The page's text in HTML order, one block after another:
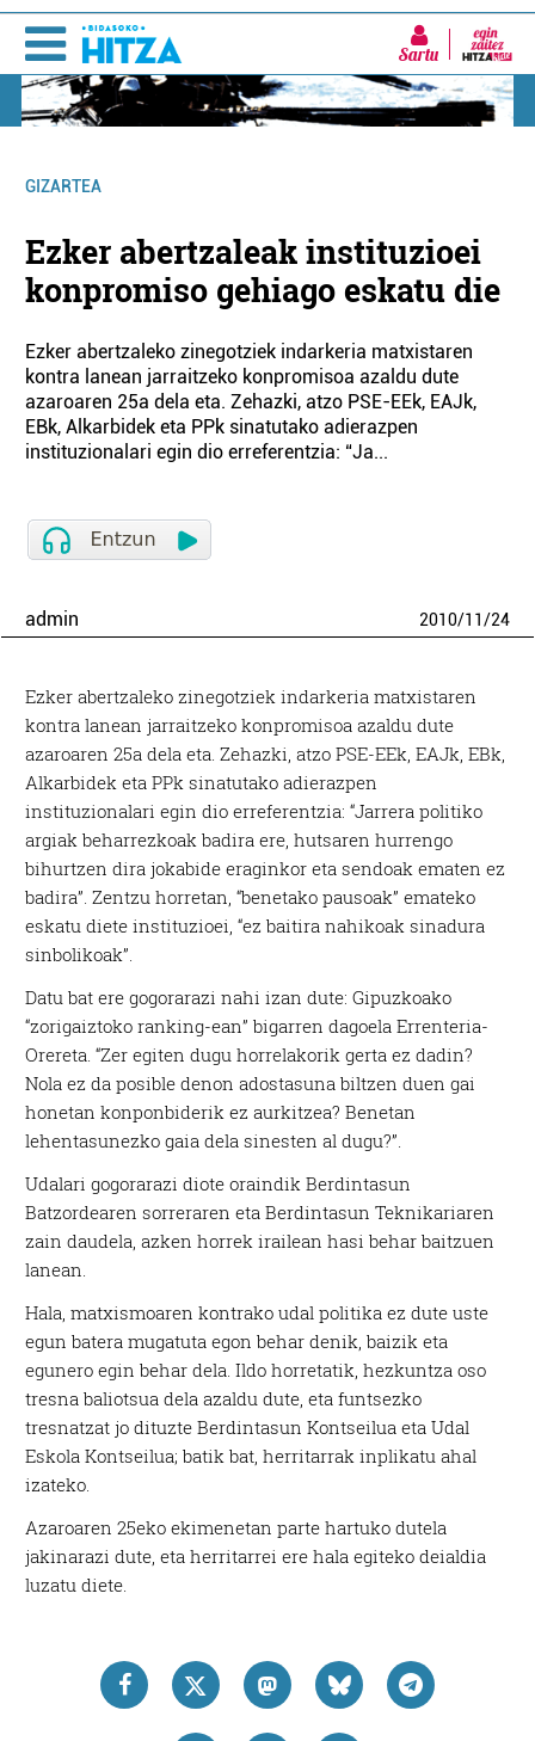
Sartu
GIZARTEA
Ezker abertzaleak instituzioei
konpromiso gehiago eskatu die
Ezker abertzaleko zinegotziek indarkeria matxistaren
kontra lanean jarraitzeko konpromisoa azaldu dute
azaroaren 25a dela eta. Zehazki, atzo PSE-EEk, EAJk,
EBk, Alkarbidek eta PPk sinatutako adierazpen
instituzionalari egin dio erreferentzia: “Ja...
admin 2010/11/24
Ezker abertzaleko zinegotziek indarkeria matxistaren
kontra lanean jarraitzeko konpromisoa azaldu dute
azaroaren 25a dela eta. Zehazki, atzo PSE-EEk, EAJk, EBk,
Alkarbidek eta PPk sinatutako adierazpen
instituzionalari egin dio erreferentzia: “Jarrera politiko
argiak beharrezkoak badira ere, hutsaren hurrengo
bihurtzen dira jokabide eraginkor eta sendoak ematen ez
badira”. Zentzu horretan, “benetako pausoak” emateko
eskatu diete instituzioei, “ez baitira nahikoak sinadura
sinbolikoak”.
Datu bat ere gogorarazi nahi izan dute: Gipuzkoako
“zorigaiztoko ranking-ean” bigarren dagoela Errenteria-
Orereta. “Zer egiten dugu horrelakorik gerta ez dadin?
Nola ez da posible denon adostasuna biltzen duen gai
honetan konponbiderik ez aurkitzea? Benetan
lehentasunezko gaia dela sinesten al dugu?”.
Udalari gogorarazi diote oraindik Berdintasun
Batzordearen sorreraren eta Berdintasun Teknikariaren
zain daudela, azken horrek irailean hasi behar baitzuen
lanean.
Hala, matxismoaren kontrako udal politika ez dute uste
egun batera mugatuta egon behar denik, baizik eta
egunero egin behar dela. Ildo horretatik, hezkuntza oso
tresna baliotsua dela azaldu dute, eta funtsezko
tresnatzat jo dituzte Berdintasun Kontseilua eta Udal
Eskola Kontseilua; batik bat, herritarrak inplikatu ahal
izateko.
Azaroaren 25eko ekimenetan parte hartuko dutela
jakinarazi dute, eta herritarrei ere hala egiteko deialdia
luzatu diete.